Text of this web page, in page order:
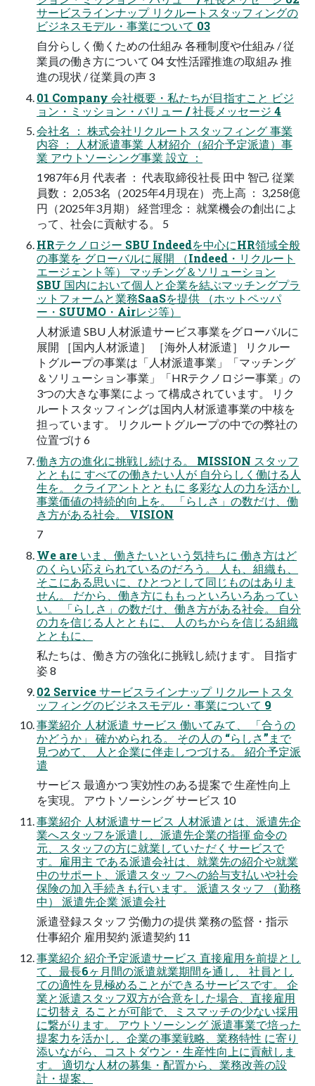
サービスラインナップ リクルートスタッフィングの
ビジネスモデル・事業について 03
自分らしく働くための仕組み 各種制度や仕組み / 従
業員の働き方について 04 女性活躍推進の取組み 推
進の現状 / 従業員の声 3
01 Company 会社概要・私たちが目指すこと ビジ
ョン・ミッション・バリュー / 社長メッセージ 4
会社名 ： 株式会社リクルートスタッフィング 事業
内容 ： 人材派遣事業 人材紹介（紹介予定派遣）事
業 アウトソーシング事業 設立 ：
1987年6月 代表者 ： 代表取締役社長 田中 智己 従業
員数： 2,053名（2025年4月現在） 売上高 ： 3,258億
円（2025年3月期） 経営理念： 就業機会の創出によ
って、社会に貢献する。 5
HRテクノロジー SBU Indeedを中心にHR領域全般
の事業を グローバルに展開 （Indeed・リクルート
エージェント等） マッチング＆ソリューション
SBU 国内において個人と企業を結ぶマッチングプラ
ットフォームと業務SaaSを提供 （ホットペッパ
ー・SUUMO・Airレジ等）
人材派遣 SBU 人材派遣サービス事業をグローバルに
展開 ［国内人材派遣］ ［海外人材派遣］ リクルー
トグループの事業は「人材派遣事業」「マッチング
＆ソリューション事業」「HRテクノロジー事業」の
3つの大きな事業によっ て構成されています。 リク
ルートスタッフィングは国内人材派遣事業の中核を
担っています。 リクルートグループの中での弊社の
位置づけ 6
働き方の進化に挑戦し続ける。 MISSION スタッフ
とともに すべての働きたい人が 自分らしく働ける人
生を。 クライアントとともに 多彩な人の力を活かし
事業価値の持続的向上を。 「らしさ」の数だけ、働
き方がある社会。 VISION
7
We are いま、働きたいという気持ちに 働き方はど
のくらい応えられているのだろう。 人も、組織も、
そこにある思いに、ひとつとして同じものはありま
せん。 だから、働き方にももっといろいろあってい
い。 「らしさ」の数だけ、働き方がある社会。 自分
の力を信じる人とともに、 人のちからを信じる組織
とともに、
私たちは、働き方の強化に挑戦し続けます。 目指す
姿 8
02 Service サービスラインナップ リクルートスタ
ッフィングのビジネスモデル・事業について 9
事業紹介 人材派遣 サービス 働いてみて、 「合うの
かどうか」 確かめられる。 その人の “らしさ”まで
見つめて、 人と企業に伴走しつづける。 紹介予定派
遣
サービス 最適かつ 実効性のある提案で 生産性向上
を実現。 アウトソーシング サービス 10
事業紹介 人材派遣サービス 人材派遣とは、派遣先企
業へスタッフを派遣し、派遣先企業の指揮 命令の
元、スタッフの方に就業していただくサービスで
す。雇用主 である派遣会社は、就業先の紹介や就業
中のサポート、派遣スタッ フへの給与支払いや社会
保険の加入手続きも行います。 派遣スタッフ （勤務
中） 派遣先企業 派遣会社
派遣登録スタッフ 労働力の提供 業務の監督・指示
仕事紹介 雇用契約 派遣契約 11
事業紹介 紹介予定派遣サービス 直接雇用を前提とし
て、最長6ヶ月間の派遣就業期間を通し、 社員とし
ての適性を見極めることができるサービスです。 企
業と派遣スタッフ双方が合意をした場合、直接雇用
に切替え ることが可能で、ミスマッチの少ない採用
に繋がります。 アウトソーシング 派遣事業で培った
提案力を活かし、企業の事業戦略、業務特性 に寄り
添いながら、コストダウン・生産性向上に貢献しま
す。 適切な人材の募集・配置から、業務改善の設
計・提案、